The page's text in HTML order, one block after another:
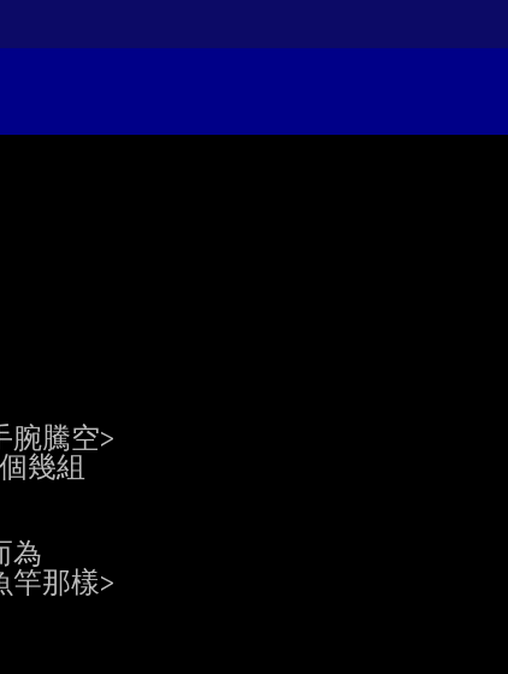
腕騰空>
幾組
為
竿那樣>